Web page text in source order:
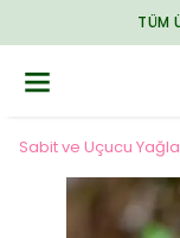
TÜM
Sabit ve Uçucu